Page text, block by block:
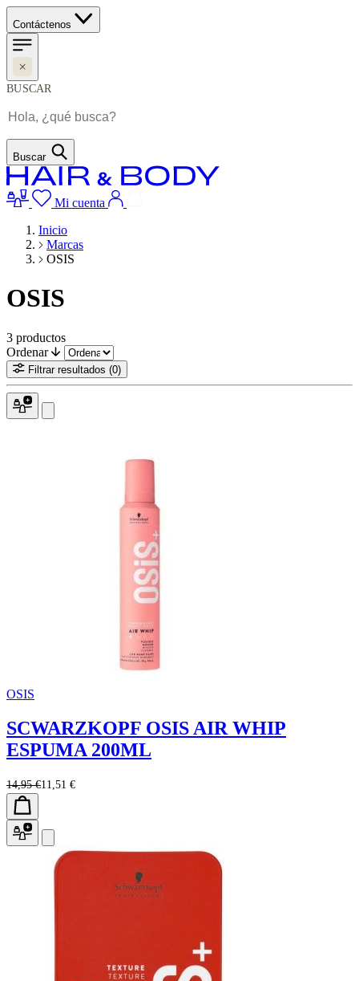
Contáctenos
BUSCAR
Buscar
Mi cuenta
Inicio
Marcas
OSIS
OSIS
3 productos
Ordenar
Filtrar resultados (0)
OSIS
SCWARZKOPF OSIS AIR WHIP
ESPUMA 200ML
14,95 €11,51 €